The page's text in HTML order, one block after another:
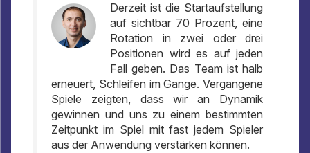
Derzeit ist die Startaufstellung
auf sichtbar 70 Prozent, eine
Rotation in zwei oder drei
Positionen wird es auf jeden
Fall geben. Das Team ist halb
erneuert, Schleifen im Gange. Vergangene
Spiele zeigten, dass wir an Dynamik
gewinnen und uns zu einem bestimmten
Zeitpunkt im Spiel mit fast jedem Spieler
aus der Anwendung verstärken können.